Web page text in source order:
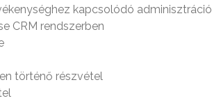
kapcsolódó adminisztráció
CRM rendszerben
történő részvétel